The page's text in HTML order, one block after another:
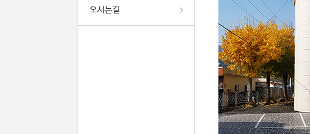
오시는길